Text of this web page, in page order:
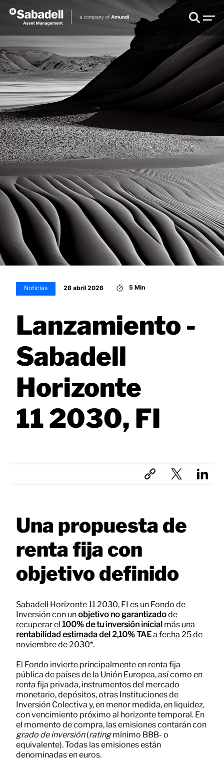
Noticias 28 abril 2026 5 Min
Lanzamiento -
Sabadell
Horizonte
11 2030, FI
Una propuesta de
renta fija con
objetivo definido
Sabadell Horizonte 11 2030, FI es un Fondo de
Inversión con unobjetivo no garantizadode
recuperar el 100% de tu inversión inicial más una
rentabilidad estimada del 2,10% TAEa fecha 25 de
noviembre de 2030*.
El Fondo invierte principalmente en renta ﬁja
pública de países de la Unión Europea, así como en
renta fija privada, instrumentos del mercado
monetario, depósitos, otras Instituciones de
Inversión Colectiva y, en menor medida, en liquidez,
con vencimiento próximo al horizonte temporal. En
el momento de compra, las emisiones contarán con
grado de inversión(ratingmínimo BBB- o
equivalente). Todas las emisiones están
denominadas en euros.